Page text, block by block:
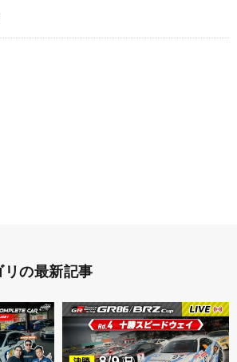
リの最新記事